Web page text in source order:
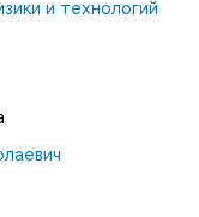
и технологий